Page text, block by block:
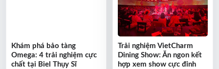
Khám phá bảo tàng
Omega: 4 trải nghiệm cực
chất tại Biel Thụy Sĩ
Trải nghiệm VietCharm
Dining Show: Ăn ngon kết
hợp xem show cực đỉnh